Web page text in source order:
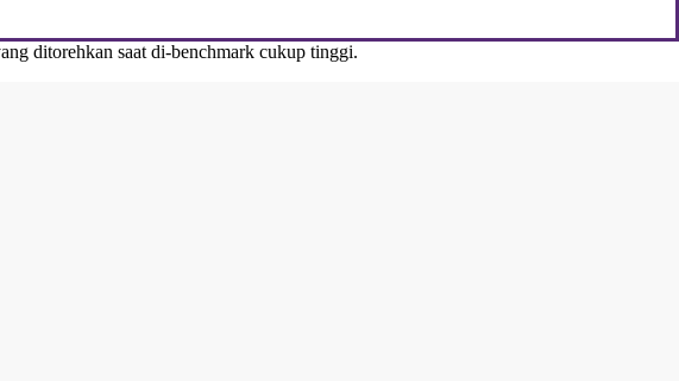
ditorehkan saat di-benchmark cukup tinggi.